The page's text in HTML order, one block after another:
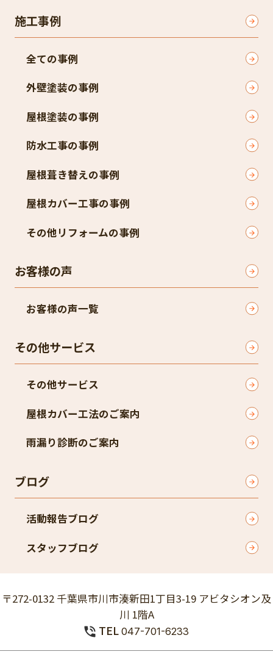
施工事例
全ての事例
外壁塗装の事例
屋根塗装の事例
防水工事の事例
屋根葺き替えの事例
屋根カバー工事の事例
その他リフォームの事例
お客様の声
お客様の声一覧
その他サービス
その他サービス
屋根カバー工法のご案内
雨漏り診断のご案内
ブログ
活動報告ブログ
スタッフブログ
〒272-0132 千葉県市川市湊新田1丁目3-19 アビタシオン及
川 1階A
TEL 047-701-6233